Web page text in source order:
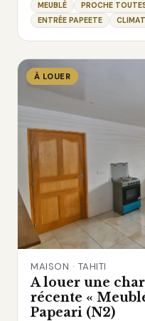
MEUBLÉ
PROCHE
ENTRÉE PAPEETE
À LOUER
MAISON · TAHITI
A louer une
récente «
Papeari (N2)